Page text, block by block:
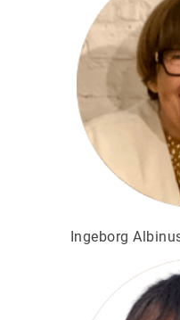
Ingeborg